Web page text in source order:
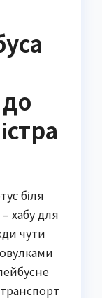
біля
хабу для
чути